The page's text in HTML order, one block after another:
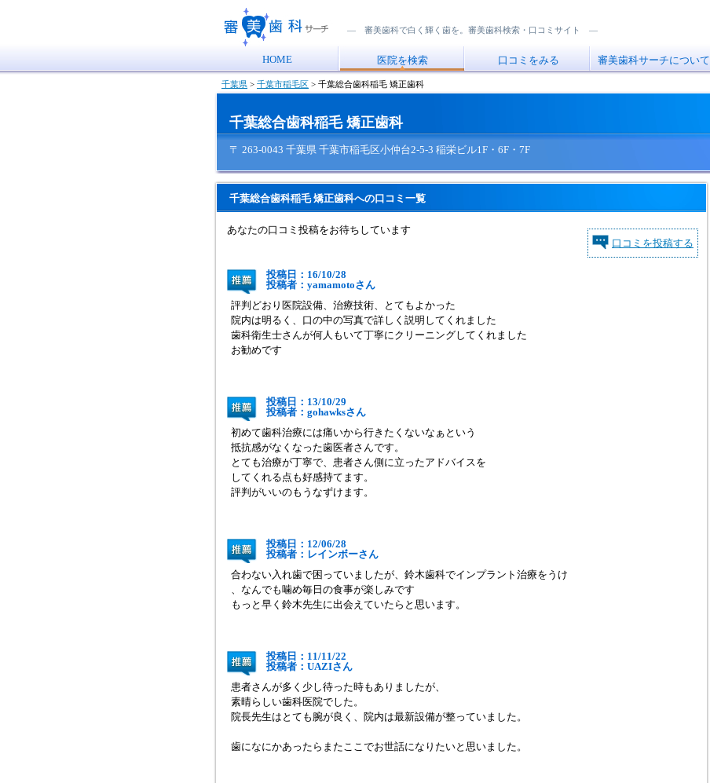
― 審美歯科で白く輝く歯を。審美歯科検索・口コミサイト ―
HOME 医院を検索 口コミをみる 審美歯科サーチについて
千葉県 > 千葉市稲毛区 > 千葉総合歯科稲毛 矯正歯科
千葉総合歯科稲毛 矯正歯科
〒 263-0043 千葉県 千葉市稲毛区小仲台2-5-3 稲栄ビル1F・6F・7F
千葉総合歯科稲毛 矯正歯科への口コミ一覧
あなたの口コミ投稿をお待ちしています
口コミを投稿する
投稿日：16/10/28
投稿者：yamamotoさん
評判どおり医院設備、治療技術、とてもよかった
院内は明るく、口の中の写真で詳しく説明してくれました
歯科衛生士さんが何人もいて丁寧にクリーニングしてくれました
お勧めです
投稿日：13/10/29
投稿者：gohawksさん
初めて歯科治療には痛いから行きたくないなぁという
抵抗感がなくなった歯医者さんです。
とても治療が丁寧で、患者さん側に立ったアドバイスを
してくれる点も好感持てます。
評判がいいのもうなずけます。
投稿日：12/06/28
投稿者：レインボーさん
合わない入れ歯で困っていましたが、鈴木歯科でインプラント治療をうけ
、なんでも噛め毎日の食事が楽しみです
もっと早く鈴木先生に出会えていたらと思います。
投稿日：11/11/22
投稿者：UAZIさん
患者さんが多く少し待った時もありましたが、
素晴らしい歯科医院でした。
院長先生はとても腕が良く、院内は最新設備が整っていました。
歯になにかあったらまたここでお世話になりたいと思いました。